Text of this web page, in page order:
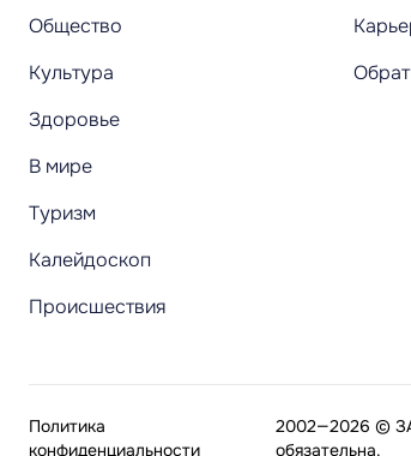
Общество
Культура
Здоровье
В мире
Туризм
Калейдоскоп
Происшествия
2002—2026 ©
обязательна.
Политика
конфиденциальности